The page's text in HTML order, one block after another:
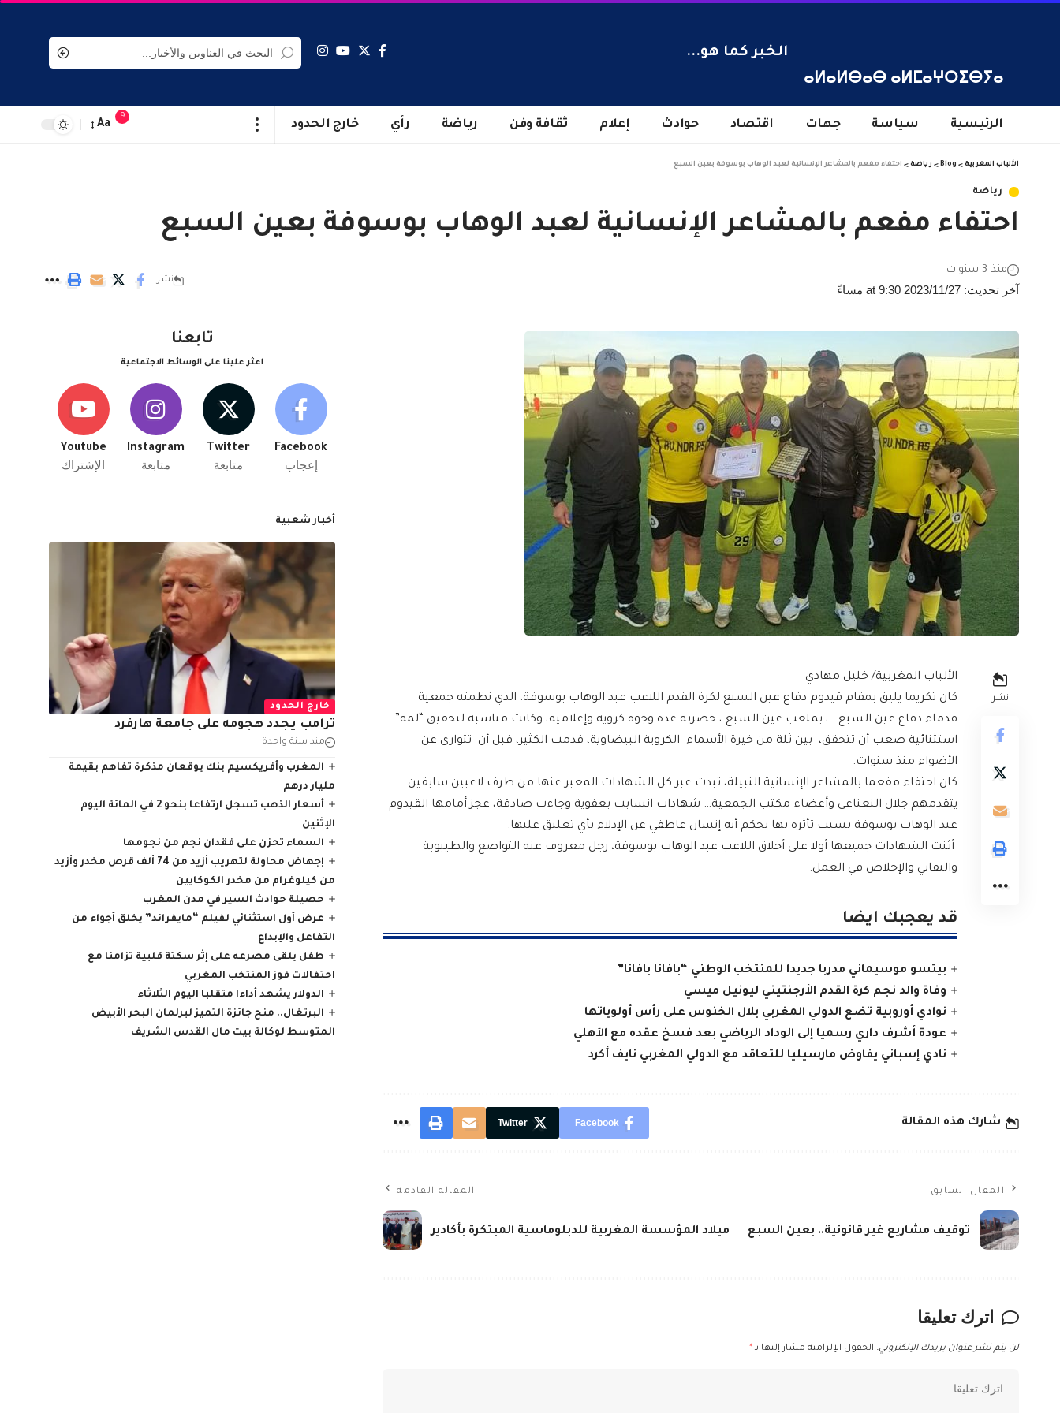
ⴰⵍⴰⵍⴱⴰⴱ ⴰⵍⵎⴰⵖⵔⵉⴱⵢⴰ
الخبر كما هو...
الرئيسية سياسة جهات اقتصاد حوادث إعلام ثقافة وفن رياضة رأي خارج الحدود
9
Aa
الألباب المغربية >
Blog
> رياضة > احتفاء مفعم بالمشاعر الإنسانية لعبد الوهاب بوسوفة بعين السبع
رياضة
احتفاء مفعم بالمشاعر الإنسانية لعبد الوهاب بوسوفة بعين السبع
آخر تحديث: 2023/11/27 at 9:30 مساءً
منذ 3 سنوات
نشر
نشر
الألباب المغربية/ خليل مهادي
كان تكريما يليق بمقام قيدوم دفاع عين السبع لكرة القدم اللاعب عبد الوهاب بوسوفة، الذي نظمته جمعية
قدماء دفاع عين السبع ، بملعب عين السبع ، حضرته عدة وجوه كروية وإعلامية، وكانت مناسبة لتحقيق “لمة”
استثنائية صعب أن تتحقق، بين ثلة من خيرة الأسماء الكروية البيضاوية، قدمت الكثير، قبل أن تتوارى عن
الأضواء منذ سنوات.
كان احتفاء مفعما بالمشاعر الإنسانية النبيلة، تبدت عبر كل الشهادات المعبر عنها من طرف لاعبين سابقين
يتقدمهم جلال النعناعي وأعضاء مكتب الجمعية… شهادات انسابت بعفوية وجاءت صادقة، عجز أمامها القيدوم
عبد الوهاب بوسوفة بسبب تأثره بها بحكم أنه إنسان عاطفي عن الإدلاء بأي تعليق عليها.
أثنت الشهادات جميعها أولا على أخلاق اللاعب عبد الوهاب بوسوفة، رجل معروف عنه التواضع والطيبوبة
والتفاني والإخلاص في العمل.
قد يعجبك ايضا
بيتسو موسيماني مدربا جديدا للمنتخب الوطني “بافانا بافانا”
وفاة والد نجم كرة القدم الأرجنتيني ليونيل ميسي
نوادي أوروبية تضع الدولي المغربي بلال الخنوس على رأس أولوياتها
عودة أشرف داري رسميا إلى الوداد الرياضي بعد فسخ عقده مع الأهلي
نادي إسباني يفاوض مارسيليا للتعاقد مع الدولي المغربي نايف أكرد
شارك هذه المقالة Facebook
Twitter
المقال السابق
توقيف مشاريع غير قانونية.. بعين السبع
المقالة القادمة
ميلاد المؤسسة المغربية للدبلوماسية المبتكرة بأكادير
اترك تعليقا
لن يتم نشر عنوان بريدك الإلكتروني. الحقول الإلزامية مشار إليها بـ *
تابعنا
اعثر علينا على الوسائط الاجتماعية
Facebook
إعجاب
Twitter
متابعة
Instagram
متابعة
Youtube
الإشتراك
أخبار شعبية
خارج الحدود
ترامب يجدد هجومه على جامعة هارفرد
منذ سنة واحدة
المغرب وأفريكسيم بنك يوقعان مذكرة تفاهم بقيمة
مليار درهم
أسعار الذهب تسجل ارتفاعا بنحو 2 في المائة اليوم
الإثنين
السماء تحزن على فقدان نجم من نجومها
إجهاض محاولة لتهريب أزيد من 74 ألف قرص مخدر وأزيد
من كيلوغرام من مخدر الكوكايين
حصيلة حوادث السير في مدن المغرب
عرض أول استثنائي لفيلم “مايفراند” يخلق أجواء من
التفاعل والإبداع
طفل يلقى مصرعه على إثر سكتة قلبية تزامنا مع
احتفالات فوز المنتخب المغربي
الدولار يشهد أداءا متقلبا اليوم الثلاثاء
البرتغال.. منح جائزة التميز لبرلمان البحر الأبيض
المتوسط لوكالة بيت مال القدس الشريف